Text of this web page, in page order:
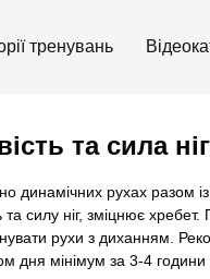
тренувань
та сила ніг
динамічних рухах разом
силу ніг, зміцнює хребет.
рухи з диханням.
дня мінімум за 3-4 години